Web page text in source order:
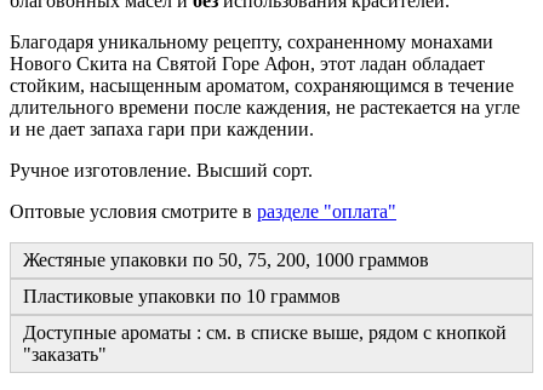
Благодаря уникальному рецепту, сохраненному монахами
Нового Скита на Святой Горе Афон, этот ладан обладает
стойким, насыщенным ароматом, сохраняющимся в течение
длительного времени после каждения, не растекается на угле
и не дает запаха гари при каждении.
Ручное изготовление. Высший сорт.
Оптовые условия смотрите в разделе "оплата"
Жестяные упаковки по 50, 75, 200, 1000 граммов
Пластиковые упаковки по 10 граммов
Доступные ароматы : см. в списке выше, рядом с кнопкой
"заказать"